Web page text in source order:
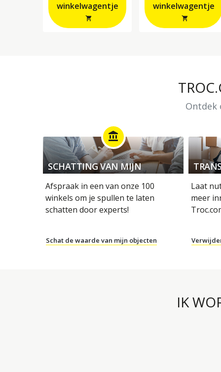
shopping_cart shopping_cart
Ontdek
account_balance
SCHATTING VAN MIJN
OBJECTEN
Afspraak in een van onze 100
winkels om je spullen te laten
schatten door experts!
Schat de waarde van mijn objecten
Laat
meer
IK